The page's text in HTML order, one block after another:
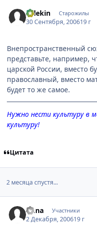
Arlekin Старожилы
30 Сентября, 200619 г
Внепространственный
представьте, например,
царской России, вместо
православный, вместо
будет то же самое.
Нужно нести культуру в
культуру!
Цитата
2 месяца спустя...
Fy.na Участники
2 Декабря, 200619 г